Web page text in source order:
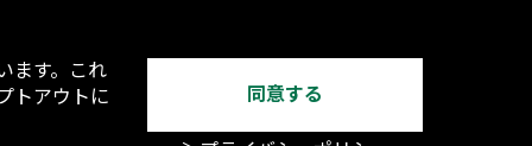
ます。これ
トアウトに
同意する